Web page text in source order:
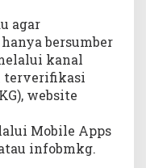
agar
bersumber
kanal
terverifikasi
website
Mobile Apps
infobmkg.